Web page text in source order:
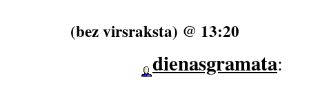
(bez virsraksta) @ 13:20
dienasgramata: